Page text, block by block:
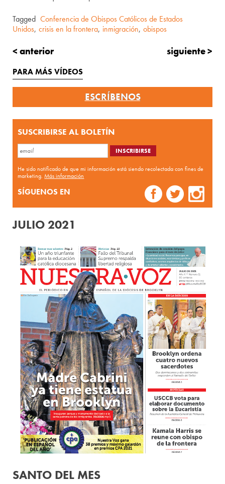
Tagged Conferencia de Obispos Católicos de Estados
Unidos, crisis en la frontera, inmigración, obispos
< anterior siguiente >
PARA MÁS VÍDEOS
ESCRÍBENOS
SUSCRIBIRSE AL BOLETÍN
He sido notificado de que mi información está siendo recolectada con fines de
marketing.Más información
SÍGUENOS EN
JULIO 2021
SANTO DEL MES